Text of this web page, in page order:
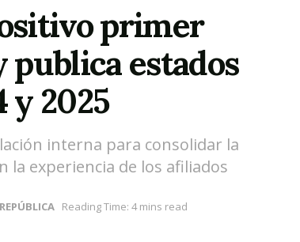
primer
estados
y 2025
interna para consolidar la
la experiencia de los afiliados
REPÚBLICA Reading Time: 4 mins read